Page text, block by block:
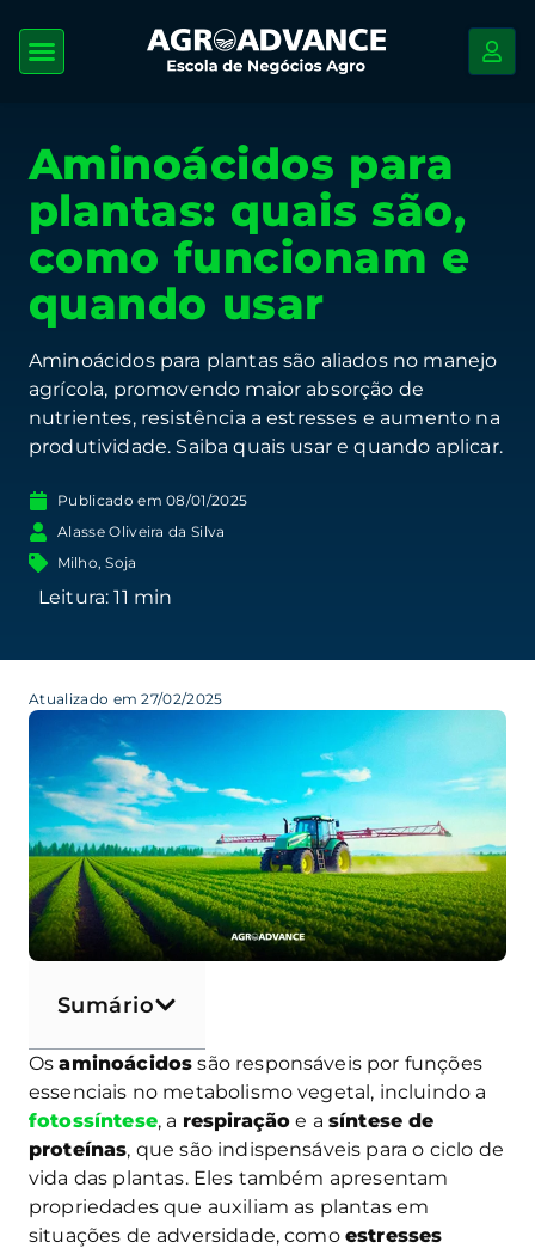
Aminoácidos para
plantas: quais são,
como funcionam e
quando usar
Aminoácidos para plantas são aliados no manejo
agrícola, promovendo maior absorção de
nutrientes, resistência a estresses e aumento na
produtividade. Saiba quais usar e quando aplicar.
Publicado em 08/01/2025
Alasse Oliveira da Silva
Milho,Soja
Atualizado em 27/02/2025
Sumário
Osaminoácidos são responsáveis por funções
essenciais no metabolismo vegetal, incluindo a
fotossíntese, a respiração e a síntese de
proteínas, que são indispensáveis para o ciclo de
vida das plantas. Eles também apresentam
propriedades que auxiliam as plantas em
situações de adversidade, como estresses